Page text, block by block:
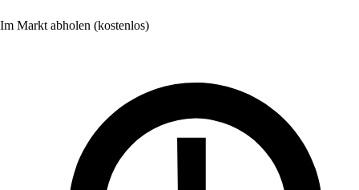
Im Markt abholen (kostenlos)